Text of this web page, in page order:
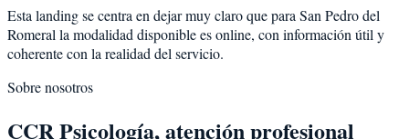
Esta landing se centra en dejar muy claro que para San Pedro del
Romeral la modalidad disponible es online, con información útil y
coherente con la realidad del servicio.
Sobre nosotros
CCR Psicología, atención profesional